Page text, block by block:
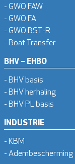
- GWO FAW
- GWO FA
- GWO BST-R
- Boat Transfer
BHV – EHBO
- BHV basis
- BHV herhaling
- BHV PL basis
INDUSTRIE
- KBM
- Adembescherming